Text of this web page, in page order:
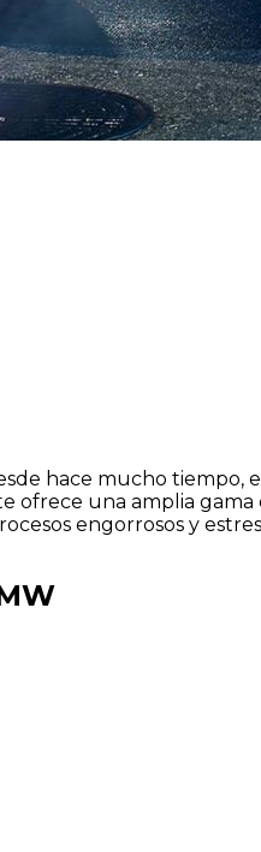
hace mucho
una amplia
engorrosos y